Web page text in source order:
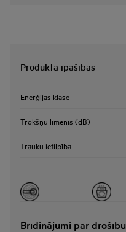
Produkta īpašības
Enerģijas klase
Trokšņu līmenis (dB)
Trauku ietilpība
Brīdinājumi par drošību